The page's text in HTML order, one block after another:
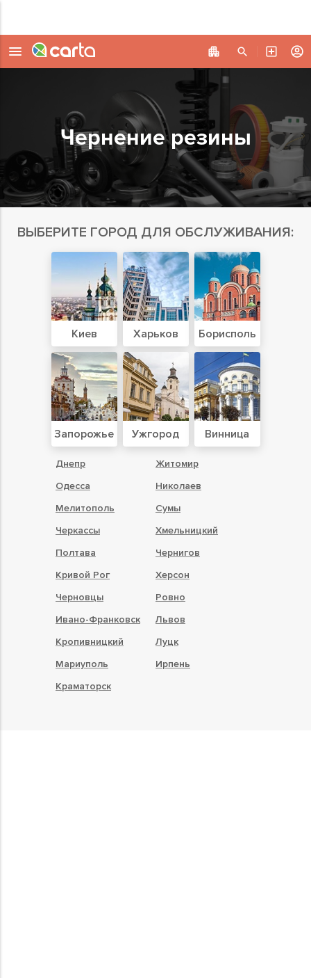
Чернение резины
ВЫБЕРИТЕ ГОРОД ДЛЯ ОБСЛУЖИВАНИЯ:
Киев Харьков Борисполь
Запорожье Ужгород Винница
Днепр
Житомир
Одесса
Николаев
Мелитополь
Сумы
Черкассы
Хмельницкий
Полтава
Чернигов
Кривой Рог
Херсон
Черновцы
Ровно
Ивано-Франковск
Львов
Кропивницкий
Луцк
Мариуполь
Ирпень
Краматорск